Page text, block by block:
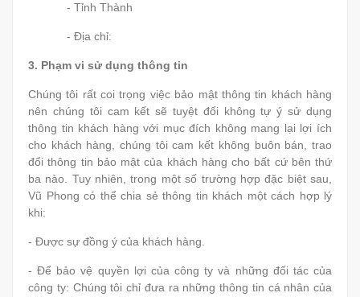
- Tỉnh Thành
- Địa chỉ:
3. Phạm vi sử dụng thông tin
Chúng tôi rất coi trọng việc bảo mật thông tin khách hàng
nên chúng tôi cam kết sẽ tuyệt đối không tự ý sử dụng
thông tin khách hàng với mục đích không mang lại lợi ích
cho khách hàng, chúng tôi cam kết không buôn bán, trao
đổi thông tin bảo mật của khách hàng cho bất cứ bên thứ
ba nào. Tuy nhiên, trong một số trường hợp đặc biệt sau,
Vũ Phong có thể chia sẻ thông tin khách một cách hợp lý
khi:
- Được sự đồng ý của khách hàng.
- Để bảo vệ quyền lợi của công ty và những đối tác của
công ty: Chúng tôi chỉ đưa ra những thông tin cá nhân của